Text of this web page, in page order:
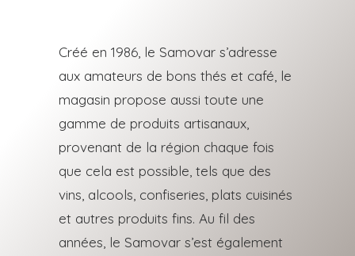
Créé en 1986, le Samovar s’adresse
aux amateurs de bons thés et café, le
magasin propose aussi toute une
gamme de produits artisanaux,
provenant de la région chaque fois
que cela est possible, tels que des
vins, alcools, confiseries, plats cuisinés
et autres produits fins. Au fil des
années, le Samovar s’est également